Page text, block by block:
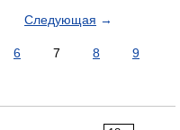
Следующая →
6 7 8
9